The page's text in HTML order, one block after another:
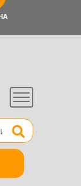
Меню
Найти